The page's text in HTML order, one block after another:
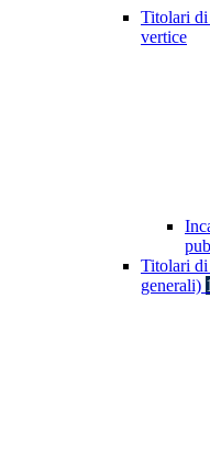
Titolari
vertice
Titolari
generali)